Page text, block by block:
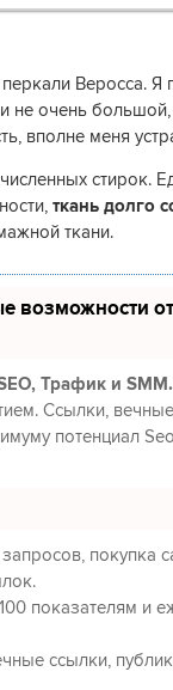
Веросса. Я
не очень
вполне меня
стирок.
ткань долго
ткани.
возможности от
Трафик и SMM.
Ссылки,
потенциал
покупка
показателям и
ссылки,